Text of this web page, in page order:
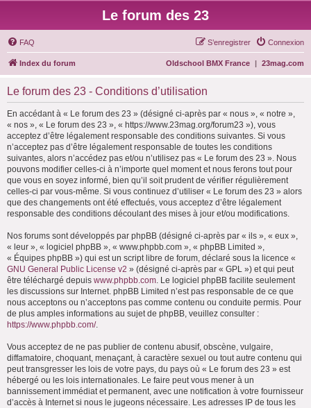
Le forum des 23
FAQ Connexion
S’enregistrer
Index du forum 23mag.com
|
Oldschool BMX France
Le forum des 23 - Conditions d’utilisation
En accédant à « Le forum des 23 » (désigné ci-après par « nous », « notre »,
« nos », « Le forum des 23 », « https://www.23mag.org/forum23 »), vous
acceptez d’être légalement responsable des conditions suivantes. Si vous
n’acceptez pas d’être légalement responsable de toutes les conditions
suivantes, alors n’accédez pas et/ou n’utilisez pas « Le forum des 23 ». Nous
pouvons modifier celles-ci à n’importe quel moment et nous ferons tout pour
que vous en soyez informé, bien qu’il soit prudent de vérifier régulièrement
celles-ci par vous-même. Si vous continuez d’utiliser « Le forum des 23 » alors
que des changements ont été effectués, vous acceptez d’être légalement
responsable des conditions découlant des mises à jour et/ou modifications.
Nos forums sont développés par phpBB (désigné ci-après par « ils », « eux »,
« leur », « logiciel phpBB », « www.phpbb.com », « phpBB Limited »,
« Équipes phpBB ») qui est un script libre de forum, déclaré sous la licence «
GNU General Public License v2 » (désigné ci-après par « GPL ») et qui peut
être téléchargé depuis www.phpbb.com. Le logiciel phpBB facilite seulement
les discussions sur Internet. phpBB Limited n’est pas responsable de ce que
nous acceptons ou n’acceptons pas comme contenu ou conduite permis. Pour
de plus amples informations au sujet de phpBB, veuillez consulter :
https://www.phpbb.com/.
Vous acceptez de ne pas publier de contenu abusif, obscène, vulgaire,
diffamatoire, choquant, menaçant, à caractère sexuel ou tout autre contenu qui
peut transgresser les lois de votre pays, du pays où « Le forum des 23 » est
hébergé ou les lois internationales. Le faire peut vous mener à un
bannissement immédiat et permanent, avec une notification à votre fournisseur
d’accès à Internet si nous le jugeons nécessaire. Les adresses IP de tous les